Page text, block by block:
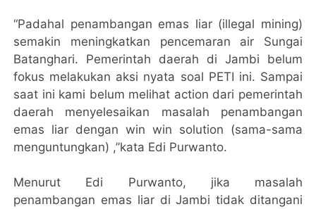
“Padahal penambangan emas liar (illegal mining)
semakin meningkatkan pencemaran air Sungai
Batanghari. Pemerintah daerah di Jambi belum
fokus melakukan aksi nyata soal PETI ini. Sampai
saat ini kami belum melihat action dari pemerintah
daerah menyelesaikan masalah penambangan
emas liar dengan win win solution (sama-sama
menguntungkan) ,”kata Edi Purwanto.
Menurut Edi Purwanto, jika masalah
penambangan emas liar di Jambi tidak ditangani